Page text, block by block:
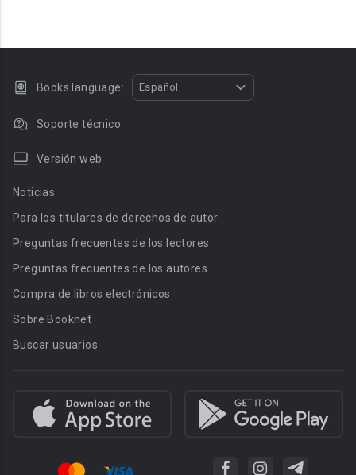
Books language: Español
Soporte técnico
Versión web
Noticias
Para los titulares de derechos de autor
Preguntas frecuentes de los lectores
Preguntas frecuentes de los autores
Compra de libros electrónicos
Sobre Booknet
Buscar usuarios